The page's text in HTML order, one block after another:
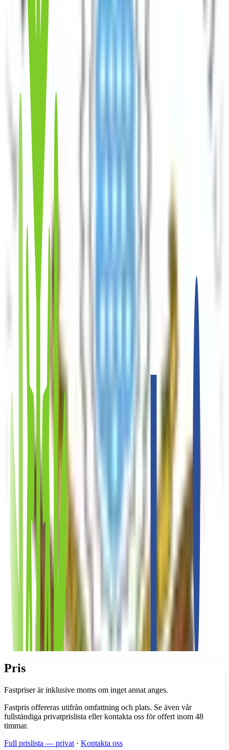
Pris
Fastpriser är inklusive moms om inget annat anges.
Fastpris offereras utifrån omfattning och plats. Se även vår
fullständiga privatprislista eller kontakta oss för offert inom 48
timmar.
Full prislista — privat · Kontakta oss